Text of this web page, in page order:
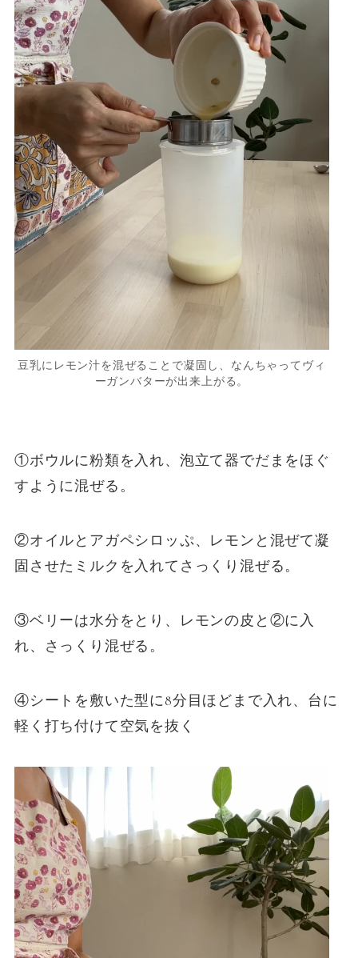
豆乳にレモン汁を混ぜることで凝固し、なんちゃってヴィ
ーガンバターが出来上がる。
①ボウルに粉類を入れ、泡立て器でだまをほぐ
すように混ぜる。
②オイルとアガペシロッぷ、レモンと混ぜて凝
固させたミルクを入れてさっくり混ぜる。
③ベリーは水分をとり、レモンの皮と②に入
れ、さっくり混ぜる。
④シートを敷いた型に8分目ほどまで入れ、台に
軽く打ち付けて空気を抜く